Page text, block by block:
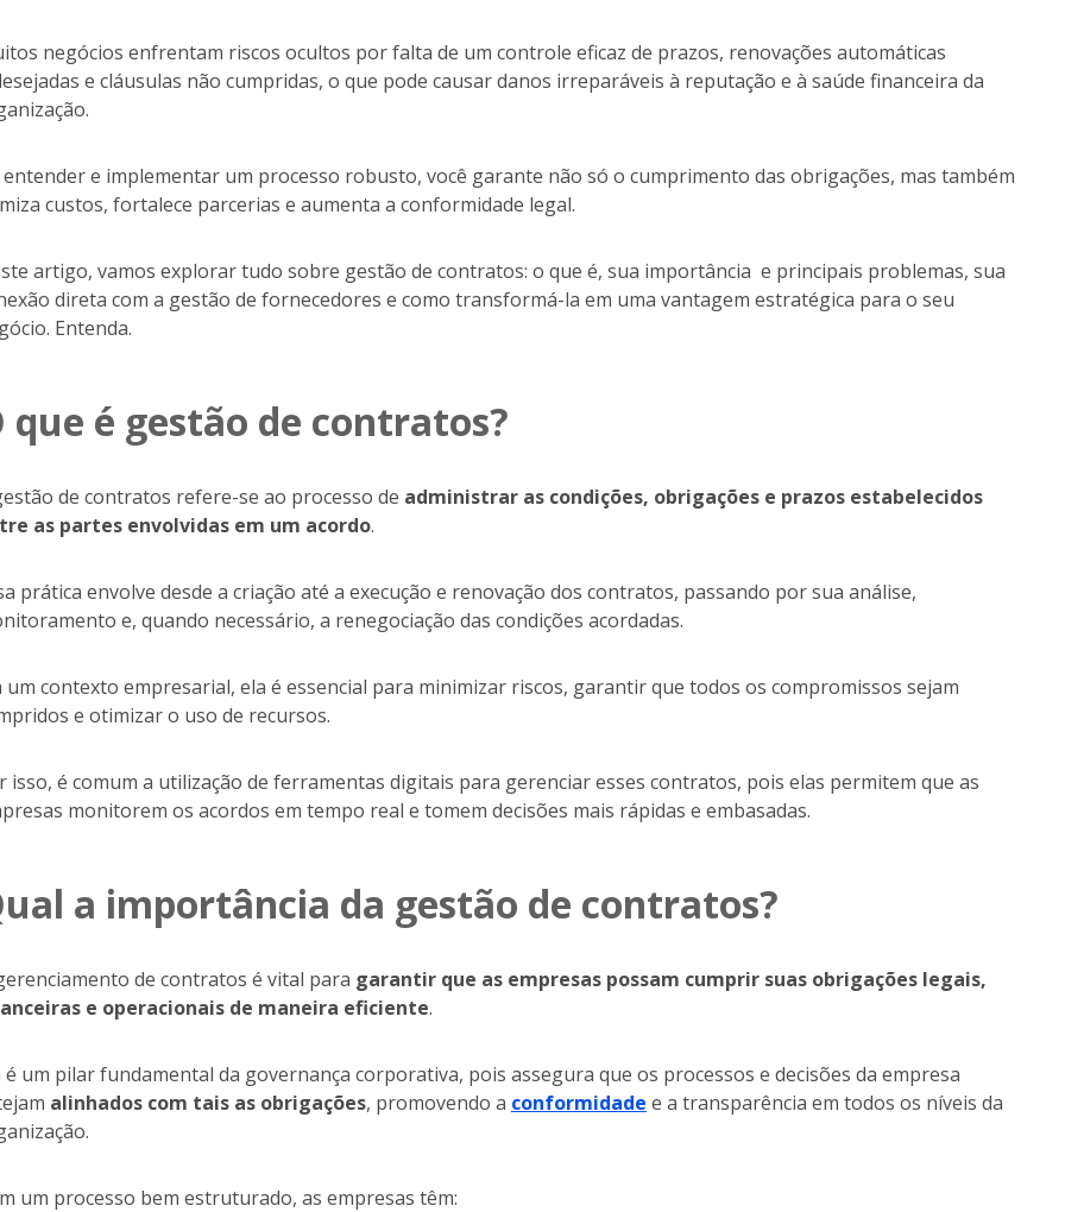
negócios enfrentam riscos ocultos por falta de um controle eficaz de prazos, renovações automáticas
e cláusulas não cumpridas, o que pode causar danos irreparáveis à reputação e à saúde financeira da
entender e implementar um processo robusto, você garante não só o cumprimento das obrigações, mas também
custos, fortalece parcerias e aumenta a conformidade legal.
artigo, vamos explorar tudo sobre gestão de contratos: o que é, sua importância e principais problemas, sua
direta com a gestão de fornecedores e como transformá-la em uma vantagem estratégica para o seu
Entenda.
que é gestão de contratos?
de contratos refere-se ao processo de administrar as condições, obrigações e prazos estabelecidos
as partes envolvidas em um acordo.
prática envolve desde a criação até a execução e renovação dos contratos, passando por sua análise,
e, quando necessário, a renegociação das condições acordadas.
um contexto empresarial, ela é essencial para minimizar riscos, garantir que todos os compromissos sejam
e otimizar o uso de recursos.
isso, é comum a utilização de ferramentas digitais para gerenciar esses contratos, pois elas permitem que as
monitorem os acordos em tempo real e tomem decisões mais rápidas e embasadas.
a importância da gestão de contratos?
de contratos é vital para garantir que as empresas possam cumprir suas obrigações legais,
e operacionais de maneira eficiente.
é um pilar fundamental da governança corporativa, pois assegura que os processos e decisões da empresa
alinhados com tais as obrigações, promovendo a conformidade e a transparência em todos os níveis da
um processo bem estruturado, as empresas têm: